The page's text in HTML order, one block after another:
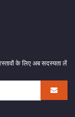
के लिए अब सदस्यता लें